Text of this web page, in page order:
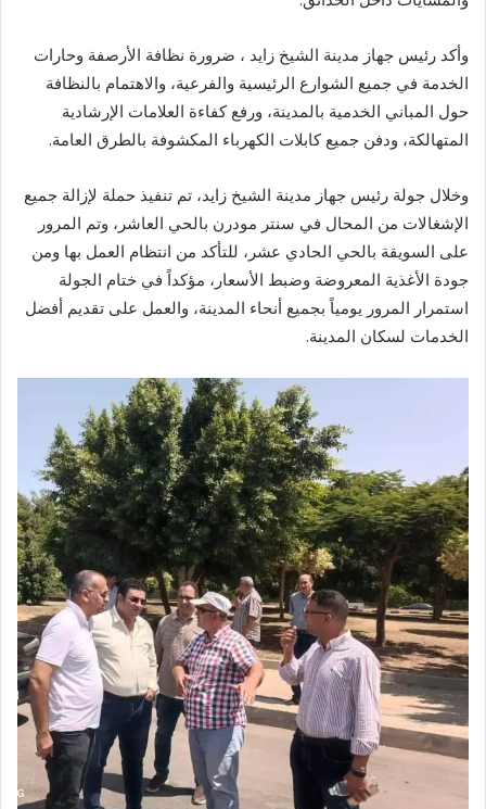
وأكد رئيس جهاز مدينة الشيخ زايد ، ضرورة نظافة الأرصفة وحارات
الخدمة في جميع الشوارع الرئيسية والفرعية، والاهتمام بالنظافة
حول المباني الخدمية بالمدينة، ورفع كفاءة العلامات الإرشادية
المتهالكة، ودفن جميع كابلات الكهرباء المكشوفة بالطرق العامة.
وخلال جولة رئيس جهاز مدينة الشيخ زايد، تم تنفيذ حملة لإزالة جميع
الإشغالات من المحال في سنتر مودرن بالحي العاشر، وتم المرور
على السويقة بالحي الحادي عشر، للتأكد من انتظام العمل بها ومن
جودة الأغذية المعروضة وضبط الأسعار، مؤكداً في ختام الجولة
استمرار المرور يومياً بجميع أنحاء المدينة، والعمل على تقديم أفضل
الخدمات لسكان المدينة.